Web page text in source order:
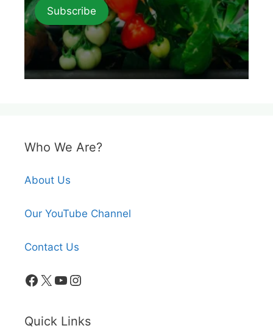
Subscribe
Who We Are?
About Us
Our YouTube Channel
Contact Us
Facebook
X YouTube
Instagram
Quick Links